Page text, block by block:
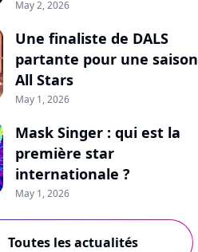
May 2, 2026
Une finaliste de DALS
partante pour une saison
All Stars
May 1, 2026
Mask Singer : qui est la
première star
internationale ?
May 1, 2026
Toutes les actualités